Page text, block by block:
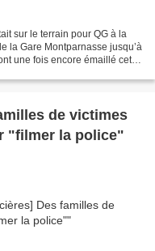
sur le terrain pour QG à la
la Gare Montparnasse jusqu’à
une fois encore émaillé cette
de victimes
"filmer la police"